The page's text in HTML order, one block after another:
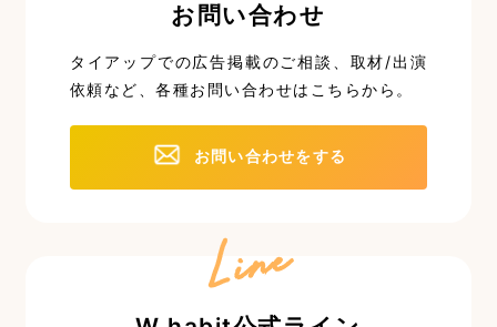
お問い合わせ
タイアップでの広告掲載のご相談、取材/出演
依頼など、各種お問い合わせはこちらから。
お問い合わせをする
Line